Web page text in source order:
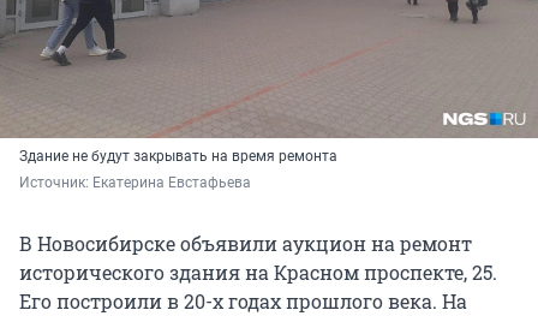
Здание не будут закрывать на время ремонта
Источник: Екатерина Евстафьева
В Новосибирске объявили аукцион на ремонт
исторического здания на Красном проспекте, 25.
Его построили в 20-х годах прошлого века. На